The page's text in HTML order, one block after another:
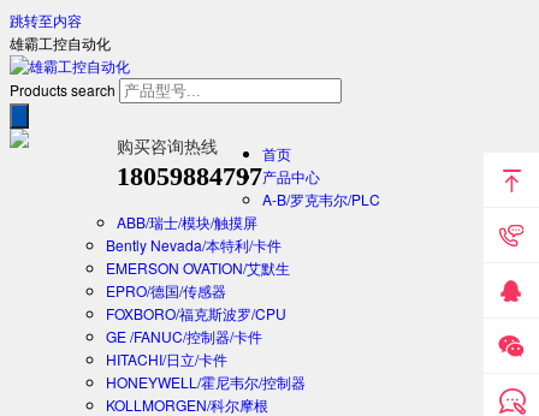
跳转至内容
雄霸工控自动化
Products search
购买咨询热线
18059884797
首页
产品中心
A-B/罗克韦尔/PLC
ABB/瑞士/模块/触摸屏
Bently Nevada/本特利/卡件
EMERSON OVATION/艾默生
EPRO/德国/传感器
FOXBORO/福克斯波罗/CPU
GE /FANUC/控制器/卡件
HITACHI/日立/卡件
HONEYWELL/霍尼韦尔/控制器
KOLLMORGEN/科尔摩根